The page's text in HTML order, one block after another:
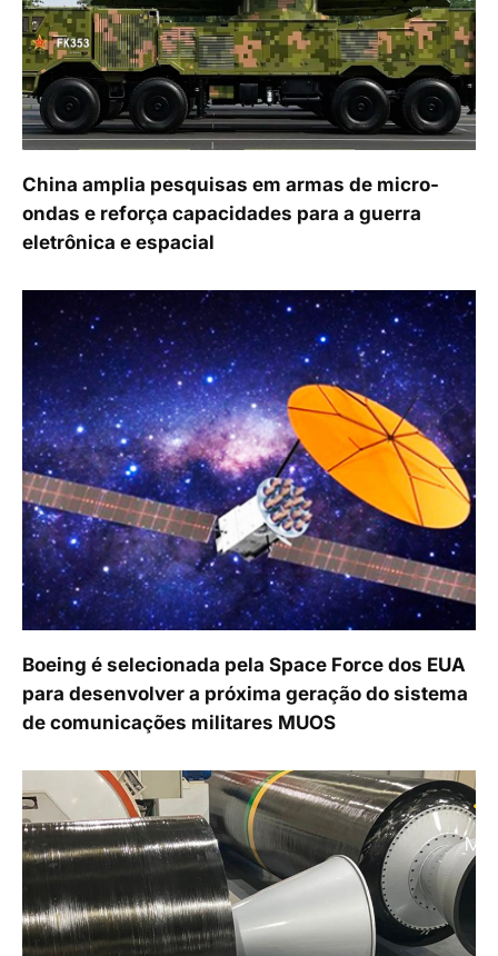
China amplia pesquisas em armas de micro-
ondas e reforça capacidades para a guerra
eletrônica e espacial
Boeing é selecionada pela Space Force dos EUA
para desenvolver a próxima geração do sistema
de comunicações militares MUOS